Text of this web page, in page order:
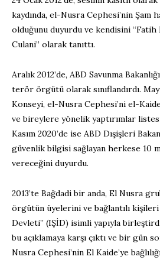
kaydında, el-Nusra Cephesi’nin Şam
olduğunu duyurdu ve kendisini “Fatih
Culani” olarak tanıttı.
Aralık 2012’de, ABD Savunma
terör örgütü olarak sınıflandırdı.
Konseyi, el-Nusra Cephesi’ni el-
ve bireylere yönelik yaptırımlar
Kasım 2020’de ise ABD Dışişleri
güvenlik bilgisi sağlayan herkese 10
vereceğini duyurdu.
2013’te Bağdadi bir anda, El Nusra
örgütün üyelerini ve bağlantılı kişileri
Devleti” (IŞİD) isimli yapıyla
bu açıklamaya karşı çıktı ve bir gün
Nusra Cephesi’nin El Kaide’ye